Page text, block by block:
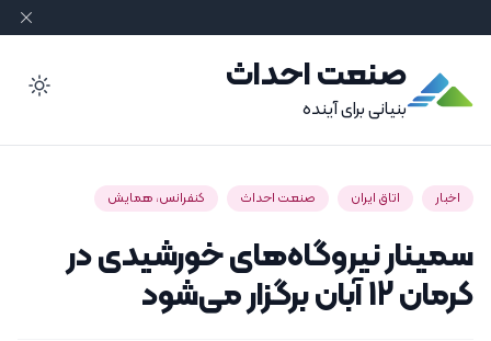
صنعت احداث
بنیانی برای آینده
اخبار اتاق ایران صنعت احداث کنفرانس، همایش
سمینار نیروگاه‌های خورشیدی در
کرمان 12 آبان برگزار می‌شود